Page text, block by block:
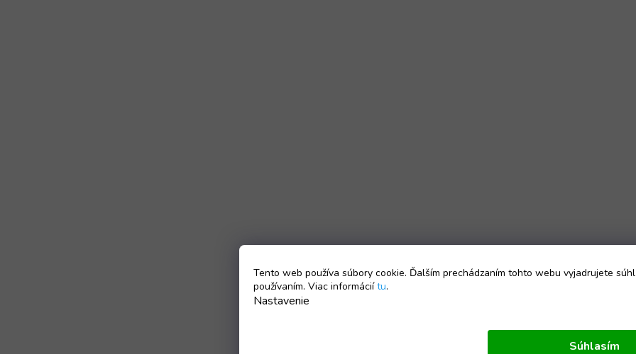
Tento web používa súbory cookie. Ďalším prechádzaním tohto webu vyjadrujete
používaním. Viac informáciítu.
Nastavenie
Súhlasím